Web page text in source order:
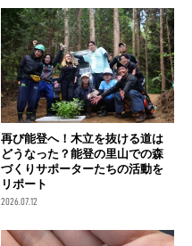
再び能登へ！木立を抜ける道は
どうなった？能登の里山での森
づくりサポーターたちの活動を
リポート
2026.07.12